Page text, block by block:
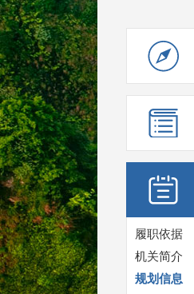
履职依据
机关简介
规划信息